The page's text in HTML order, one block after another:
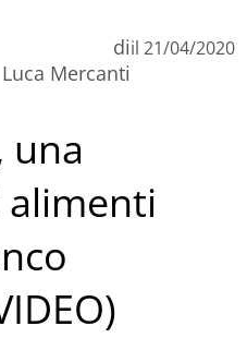
di
Luca Mercanti
il 21/04/2020
una